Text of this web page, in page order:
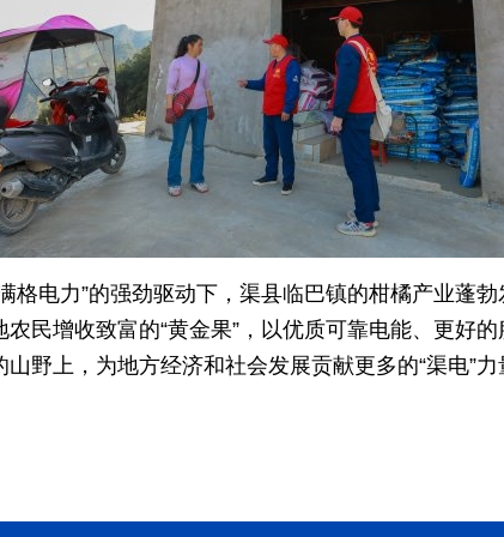
格电力”的强劲驱动下，渠县临巴镇的柑橘产业蓬
民增收致富的“黄金果”，以优质可靠电能、更好
野上，为地方经济和社会发展贡献更多的“渠电”力